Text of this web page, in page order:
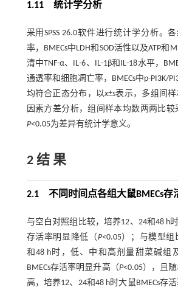
1.11 统计学分析
采用SPSS 26.0软件进行统计学分析。
率，BMECs中LDH和SOD活性以及ATP和
清中TNF-α、IL-6、IL-1β和IL-18水平，
通透率和细胞凋亡率，BMECs中p-PI3K/
均符合正态分布，以x±s表示，多组间
因素方差分析，组间样本均数两两比较
P<0.05为差异有统计学意义。
2 结 果
2.1 不同时间点各组大鼠BMECs存
与空白对照组比较，培养12、24和48 h
存活率明显降低（P<0.05）；与模型组
和48 h时，低、中和高剂量甜菜碱组
BMECs存活率明显升高（P<0.05），且
高，培养12、24和48 h时大鼠BMECs存